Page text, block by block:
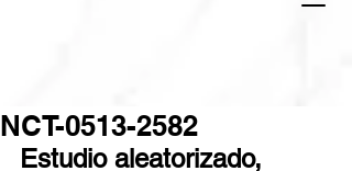
NCT-0513-2582
Estudio aleatorizado,